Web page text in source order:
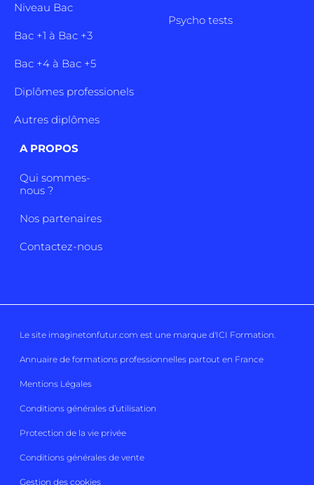
Niveau Bac
Bac +1 à Bac +3
Bac +4 à Bac +5
Diplômes professionels
Autres diplômes
Psycho tests
A PROPOS
Qui sommes-
nous ?
Nos partenaires
Contactez-nous
Le site imaginetonfutur.com est une marque d'ICI Formation.
Annuaire de formations professionnelles partout en France
Mentions Légales
Conditions générales d’utilisation
Protection de la vie privée
Conditions générales de vente
Gestion des cookies